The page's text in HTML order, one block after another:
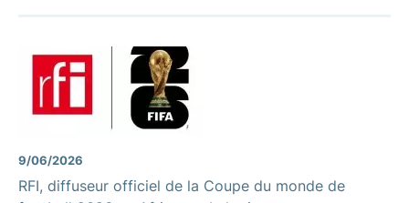
9/06/2026
RFI, diffuseur officiel de la Coupe du monde de